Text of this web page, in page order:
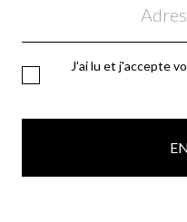
J'ai lu et j'accepte